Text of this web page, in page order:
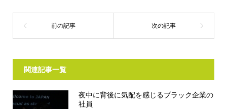
関連記事一覧
夜中に背後に気配を感じるブラック企業の
社員